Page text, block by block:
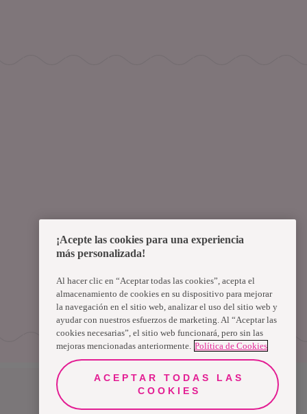
Uruguay
¡Acepte las cookies para una experiencia
más personalizada!
Al hacer clic en “Aceptar todas las cookies”, acepta el
almacenamiento de cookies en su dispositivo para mejorar
la navegación en el sitio web, analizar el uso del sitio web y
ayudar con nuestros esfuerzos de marketing. Al “Aceptar las
cookies necesarias”, el sitio web funcionará, pero sin las
mejoras mencionadas anteriormente. Política de Cookies
ACEPTAR TODAS LAS
COOKIES